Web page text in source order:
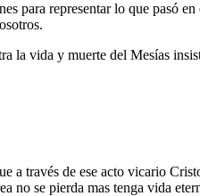
para representar lo que pasó
la vida y muerte del Mesías
a través de ese acto vicario
no se pierda mas tenga vida